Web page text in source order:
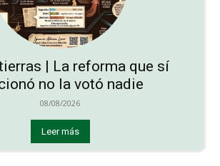
| La reforma que sí
no la votó nadie
08/08/2026
Leer más